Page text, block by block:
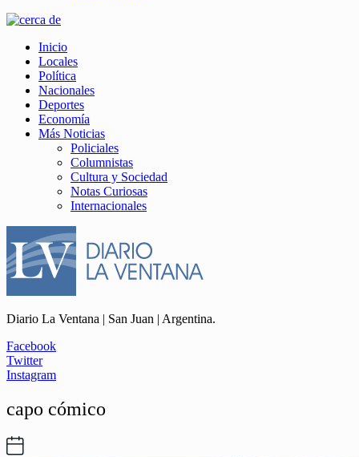
Inicio
Locales
Política
Nacionales
Deportes
Economía
Más Noticias
Policiales
Columnistas
Cultura y Sociedad
Notas Curiosas
Internacionales
Diario La Ventana | San Juan | Argentina.
Facebook
Twitter
Instagram
capo cómico